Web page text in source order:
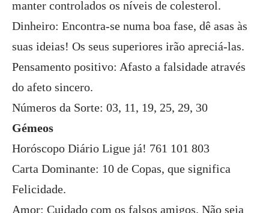
manter controlados os níveis de colesterol.
Dinheiro: Encontra-se numa boa fase, dê asas às
suas ideias! Os seus superiores irão apreciá-las.
Pensamento positivo: Afasto a falsidade através
do afeto sincero.
Números da Sorte: 03, 11, 19, 25, 29, 30
Gémeos
Horóscopo Diário Ligue já! 761 101 803
Carta Dominante: 10 de Copas, que significa
Felicidade.
Amor: Cuidado com os falsos amigos. Não seja